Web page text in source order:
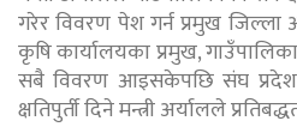
गरेर विवरण पेश गर्न प्रमुख जिल्ला
कृषि कार्यालयका प्रमुख,
सबै विवरण आइसकेपछि संघ प्रदेश
क्षतिपुर्ती दिने मन्त्री अर्यालले